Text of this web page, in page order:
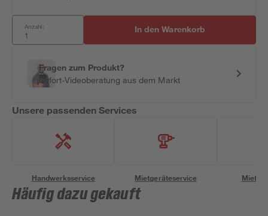
Anzahl: In den Warenkorb
Fragen zum Produkt?
Sofort-Videoberatung aus dem Markt
Unsere passenden Services
Handwerksservice Mietgeräteservice
Häufig dazu gekauft